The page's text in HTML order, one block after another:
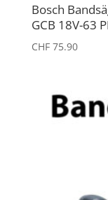
Bosch
GCB 18V-63
CHF75.90